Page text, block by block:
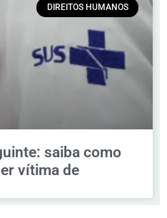
DIREITOS HUMANOS
saiba como
vítima de